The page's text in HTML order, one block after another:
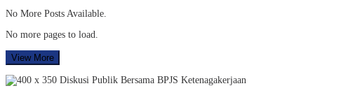
No More Posts Available.
No more pages to load.
View More